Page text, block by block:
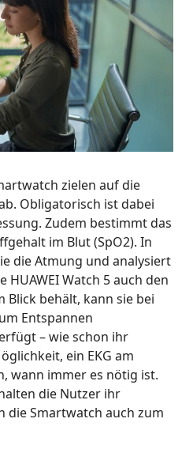
zielen auf die
Obligatorisch ist dabei
Zudem bestimmt das
im Blut (SpO2). In
die Atmung und analysiert
HUAWEI Watch 5 auch den
Blick behält, kann sie bei
Entspannen
– wie schon ihr
ein EKG am
wann immer es nötig ist.
die Nutzer ihr
die Smartwatch auch zum